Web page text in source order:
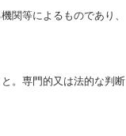
関等によるものであり、
。専門的又は法的な判断